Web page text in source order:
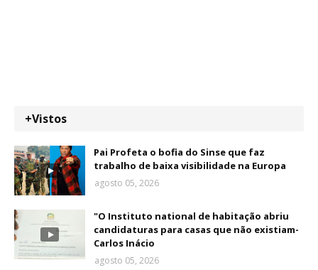
+Vistos
Pai Profeta o bofia do Sinse que faz
trabalho de baixa visibilidade na Europa
agosto 05, 2026
"O Instituto national de habitação abriu
candidaturas para casas que não existiam-
Carlos Inácio
agosto 05, 2026